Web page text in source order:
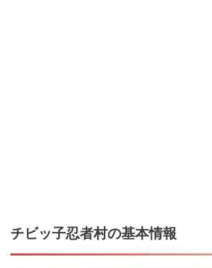
チビッ子忍者村の基本情報